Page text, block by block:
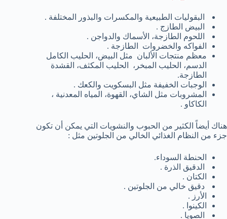
البقوليات الطبيعية والمكسرات والبذور المختلفة .
البيض الطازج .
اللحوم الطازجة، الأسماك والدواجن .
الفواكه والخضروات الطازجة .
معظم منتجات الألبان مثل البيض، الحليب الكامل
الدسم، الحليب المبخر، الحليب المكثف، القشدة
الطازجة.
الوجبات الخفيفة مثل البسكويت والكعك .
المشروبات مثل الشاي، القهوة، المياه المعدنية ،
الكاكاو .
هناك أيضاً الكثير من الحبوب والنشويات التي يمكن أن تكون
جزء من النظام الغذائي الخالي من الجلوتين مثل :
الحنطة السوداء.
الدقيق الذرة .
الكتان .
دقيق خالي من الجلوتين .
الأرز .
الكينوا .
الصويا .